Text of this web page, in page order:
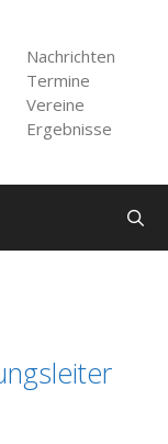
Nachrichten
Termine
Vereine
Ergebnisse